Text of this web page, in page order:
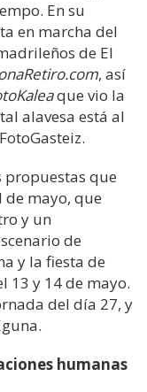
En su
en marcha del
de El
, así
que vio la
alavesa está al
propuestas que
mayo, que
y un
de
y la fiesta de
13 y 14 de mayo.
del día 27, y
humanas